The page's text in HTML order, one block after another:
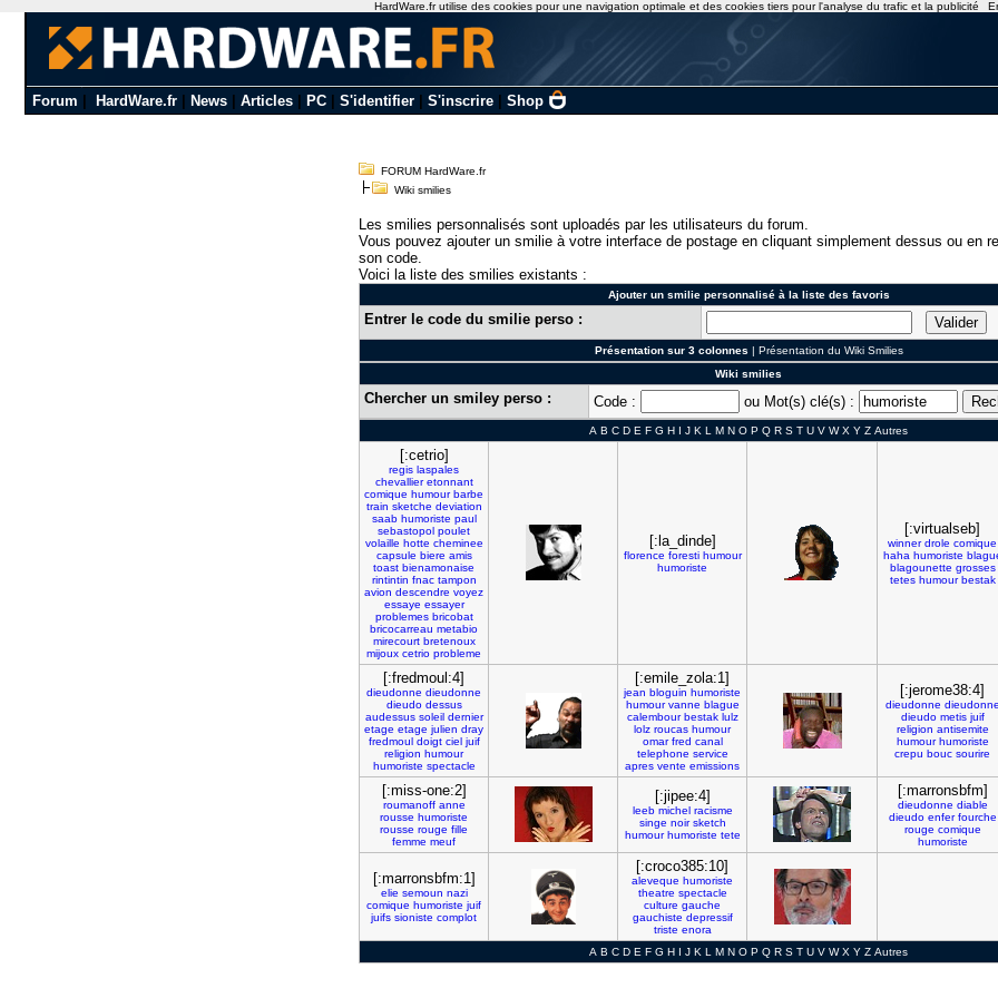
Forum HardWare.fr| News| Articles| PC| S'identifier| S'inscrire| Shop
FORUM HardWare.fr
Wiki smilies
Les smilies personnalisés sont uploadés par les utilisateurs du forum.
Vous pouvez ajouter un smilie à votre interface de postage en cliquant simplement dessus ou en
son code.
Voici la liste des smilies existants :
Ajouter un smilie personnalisé à la liste des favoris
Entrer le code du smilie perso :
Présentation sur 3 colonnes | Présentation du Wiki Smilies
Wiki smilies
Chercher un smiley perso : Code : ou Mot(s) clé(s) :
A B C D E F G H I J K L M N O P Q R S T U V W X Y Z Autres
[:cetrio]
regis laspales
chevallier etonnant
comique humour barbe
train sketche deviation
saab humoriste paul
sebastopol poulet
volaille hotte cheminee
capsule biere amis
toast bienamonaise
rintintin fnac tampon
avion descendre voyez
essaye essayer
problemes bricobat
bricocarreau metabio
mirecourt bretenoux
mijoux cetrio probleme
[:la_dinde]
florence foresti humour
humoriste
[:virtualseb]
winner drole comique
haha humoriste
blagounette grosses
tetes humour bestak
[:fredmoul:4]
dieudonne dieudonne
dieudo dessus
audessus soleil dernier
etage etage julien dray
fredmoul doigt ciel juif
religion humour
humoriste spectacle
[:emile_zola:1]
jean bloguin humoriste
humour vanne blague
calembour bestak lulz
lolz roucas humour
omar fred canal
telephone service
apres vente emissions
[:jerome38:4]
dieudonne
dieudo metis juif
religion antisemite
humour humoriste
crepu bouc sourire
[:miss-one:2]
roumanoff anne
rousse humoriste
rousse rouge fille
femme meuf
[:jipee:4]
leeb michel racisme
singe noir sketch
humour humoriste tete
[:marronsbfm]
dieudonne diable
dieudo enfer fourche
rouge comique
humoriste
[:marronsbfm:1]
elie semoun nazi
comique humoriste juif
juifs sioniste complot
[:croco385:10]
aleveque humoriste
theatre spectacle
culture gauche
gauchiste depressif
triste enora
A B C D E F G H I J K L M N O P Q R S T U V W X Y Z Autres
HardWare.fr utilise des cookies pour une navigation optimale et des cookies tiers pour l'analyse du trafic et la publicité